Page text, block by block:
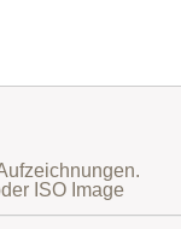
ISO Image